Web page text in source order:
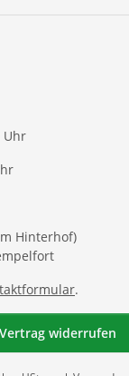
Uhr
Hinterhof)
.
Vertrag widerrufen